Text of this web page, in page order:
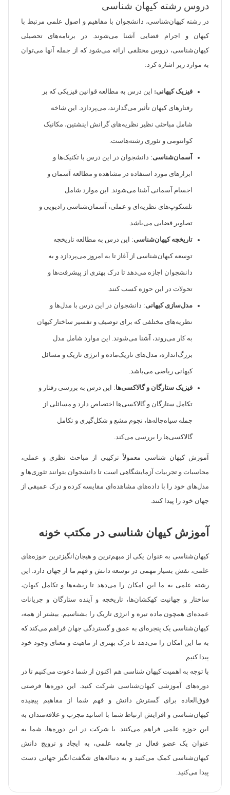
دروس رشته کیهان شناسی
در رشته کیهان‌شناسی، دانشجوان با مفاهیم و اصول علمی مرتبط با
کیهان و اجرام فضایی آشنا می‌شوند. در برنامه‌های تحصیلی
کیهان‌شناسی، دروس مختلفی ارائه می‌شود که از جمله آنها می‌توان
به موارد زیر اشاره کرد:
فیزیک کیهانی: این درس به مطالعه قوانین فیزیکی که بر
رفتارهای کیهان تأثیر می‌گذارند، می‌پردازد. این شاخه
شامل مباحثی نظیر نظریه‌های گرانش اینشتین، مکانیک
کوانتومی و تئوری رشته‌هاست.
آسمان‌شناسی: دانشجوان در این درس با تکنیک‌ها و
ابزارهای مورد استفاده در مشاهده و مطالعه آسمان و
اجسام آسمانی آشنا می‌شوند. این موارد شامل
تلسکوپ‌های نظریه‌ای و عملی، آسمان‌شناسی رادیویی و
تصاویر فضایی می‌باشد.
تاریخچه کیهان‌شناسی: این درس به مطالعه تاریخچه
توسعه کیهان‌شناسی از آغاز تا به امروز می‌پردازد و به
دانشجوان اجازه می‌دهد تا درک بهتری از پیشرفت‌ها و
تحولات در این حوزه کسب کنند.
مدل‌سازی کیهانی: دانشجوان در این درس با مدل‌ها و
نظریه‌های مختلفی که برای توصیف و تفسیر ساختار کیهان
به کار می‌روند، آشنا می‌شوند. این موارد شامل مدل
بزرگ‌اندازه، مدل‌های تاریک‌ماده و انرژی تاریک و مسائل
کیهانی ریاضی می‌باشد.
فیزیک ستارگان و گالاکسی‌ها: این درس به بررسی رفتار و
تکامل ستارگان و گالاکسی‌ها اختصاص دارد و مسائلی از
جمله سیاه‌چاله‌ها، نجوم مشع و شکل‌گیری و تکامل
گالاکسی‌ها را بررسی می‌کند.
آموزش کیهان ‌شناسی معمولاً ترکیبی از مباحث نظری و عملی،
محاسبات و تجربیات آزمایشگاهی است تا دانشجوان بتوانند تئوری‌ها و
مدل‌های خود را با داده‌های مشاهده‌ای مقایسه کرده و درک عمیقی از
جهان خود را پیدا کنند.
آموزش کیهان شناسی در مکتب خونه
کیهان‌شناسی به عنوان یکی از مبهم‌ترین و هیجان‌انگیزترین حوزه‌های
علمی، نقش بسیار مهمی در توسعه دانش و فهم ما از جهان دارد. این
رشته علمی به ما این امکان را می‌دهد تا ریشه‌ها و تکامل کیهان،
ساختار و جهانیت کهکشان‌ها، تاریخچه و آینده ستارگان و جریانات
عمده‌ای همچون ماده تیره و انرژی تاریک را بشناسیم. بیشتر از همه،
کیهان‌شناسی یک پنجره‌ای به عمق و گستردگی جهان فراهم می‌کند که
به ما این امکان را می‌دهد تا درک بهتری از ماهیت و معنای وجود خود
پیدا کنیم.
با توجه به اهمیت کیهان شناسی هم اکنون از شما دعوت می‌کنیم تا در
دوره‌های آموزشی کیهان‌شناسی شرکت کنید. این دوره‌ها فرصتی
فوق‌العاده برای گسترش دانش و فهم شما از مفاهیم پیچیده
کیهان‌شناسی و افزایش ارتباط شما با اساتید مجرب و علاقه‌مندان به
این حوزه علمی فراهم می‌کنند. با شرکت در این دوره‌ها، شما به
عنوان یک عضو فعال در جامعه علمی، به ایجاد و ترویج دانش
کیهان‌شناسی کمک می‌کنید و به دنباله‌های شگفت‌انگیز جهانی دست
پیدا می‌کنید.